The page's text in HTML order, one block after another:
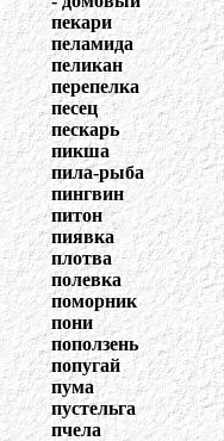
пекари
пеламида
пеликан
перепелка
песец
пескарь
пикша
пила-рыба
пингвин
питон
пиявка
плотва
полевка
поморник
пони
поползень
попугай
пума
пустельга
пчела